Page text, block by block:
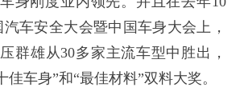
车安全大会暨中国车身大会上，
群雄从30多家主流车型中胜出，
佳车身”和“最佳材料”双料大奖。